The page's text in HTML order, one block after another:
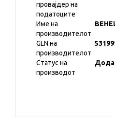
провајдер на
податоците
Име на
производителот
GLN на
производителот
Статус на
производот